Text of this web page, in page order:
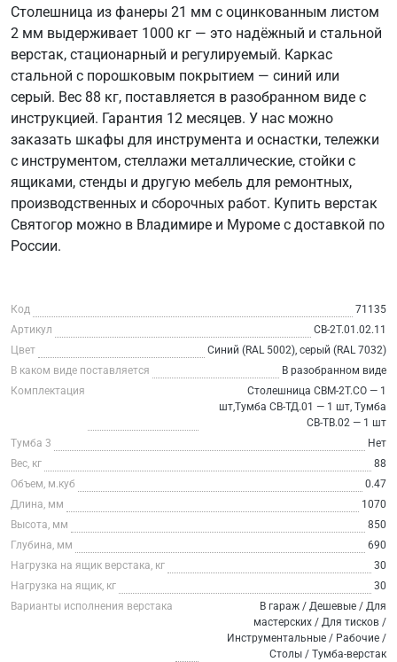
Столешница из фанеры 21 мм с оцинкованным листом
2 мм выдерживает 1000 кг — это надёжный и стальной
верстак, стационарный и регулируемый. Каркас
стальной с порошковым покрытием — синий или
серый. Вес 88 кг, поставляется в разобранном виде с
инструкцией. Гарантия 12 месяцев. У нас можно
заказать шкафы для инструмента и оснастки, тележки
с инструментом, стеллажи металлические, стойки с
ящиками, стенды и другую мебель для ремонтных,
производственных и сборочных работ. Купить верстак
Святогор можно в Владимире и Муроме с доставкой по
России.
Код
71135
Артикул
СВ-2Т.01.02.11
Цвет
Синий (RAL 5002), серый (RAL 7032)
В каком виде поставляется
В разобранном виде
Комплектация
Столешница СВМ-2Т.СО — 1
шт,Тумба СВ-ТД.01 — 1 шт, Тумба
СВ-ТВ.02 — 1 шт
Тумба 3
Нет
Вес, кг
88
Объем, м.куб
0.47
Длина, мм
1070
Высота, мм
850
Глубина, мм
690
Нагрузка на ящик верстака, кг
30
Нагрузка на ящик, кг
30
Варианты исполнения верстака
В гараж / Дешевые / Для
мастерских / Для тисков /
Инструментальные / Рабочие /
Столы / Тумба-верстак